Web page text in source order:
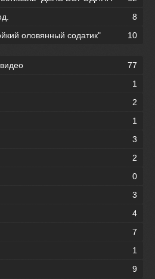
8
оловянный содатик"
10
77
1
2
1
3
2
0
3
4
7
1
9